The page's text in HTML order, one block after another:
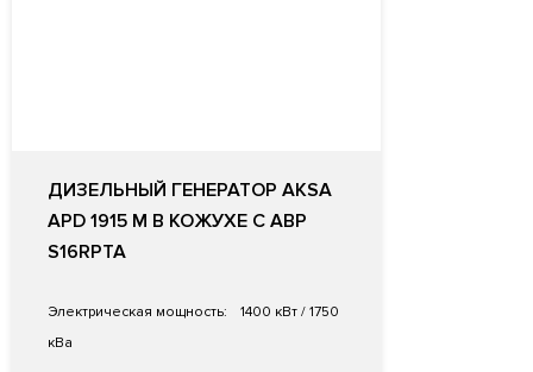
ДИЗЕЛЬНЫЙ ГЕНЕРАТОР AKSA
APD 1915 M В КОЖУХЕ С АВР
S16RPTA
Электрическая мощность:
1400 кВт / 1750
кВа